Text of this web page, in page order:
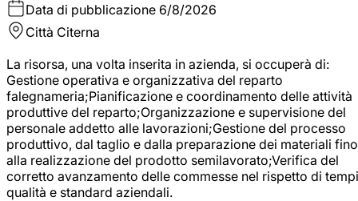
Data di pubblicazione 6/8/2026
Città Citerna
La risorsa, una volta inserita in azienda, si occuperà di:
Gestione operativa e organizzativa del reparto
falegnameria;Pianificazione e coordinamento delle attività
produttive del reparto;Organizzazione e supervisione del
personale addetto alle lavorazioni;Gestione del processo
produttivo, dal taglio e dalla preparazione dei materiali fino
alla realizzazione del prodotto semilavorato;Verifica del
corretto avanzamento delle commesse nel rispetto di
qualità e standard aziendali.